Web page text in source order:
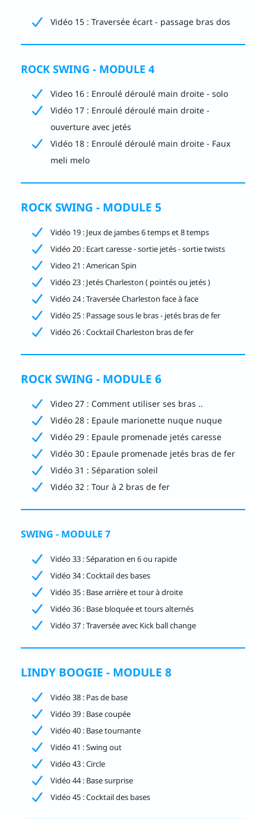
Vidéo 15 : Traversée écart - passage bras dos
ROCK SWING - MODULE 4
Video 16 : Enroulé déroulé main droite - solo
Vidéo 17 : Enroulé déroulé main droite -
ouverture avec jetés
Vidéo 18 : Enroulé déroulé main droite - Faux
meli melo
ROCK SWING - MODULE 5
Vidéo 19 : Jeux de jambes 6 temps et 8 temps
Vidéo 20 : Ecart caresse - sortie jetés - sortie twists
Video 21 : American Spin
Vidéo 23 : Jetés Charleston ( pointés ou jetés )
Vidéo 24 : Traversée Charleston face à face
Vidéo 25 : Passage sous le bras - jetés bras de fer
Vidéo 26 : Cocktail Charleston bras de fer
ROCK SWING - MODULE 6
Video 27 : Comment utiliser ses bras ..
Vidéo 28 : Epaule marionette nuque nuque
Vidéo 29 : Epaule promenade jetés caresse
Vidéo 30 : Epaule promenade jetés bras de fer
Vidéo 31 : Séparation soleil
Vidéo 32 : Tour à 2 bras de fer
SWING - MODULE 7
Vidéo 33 : Séparation en 6 ou rapide
Vidéo 34 : Cocktail des bases
Vidéo 35 : Base arrière et tour à droite
Vidéo 36 : Base bloquée et tours alternés
Vidéo 37 : Traversée avec Kick ball change
LINDY BOOGIE - MODULE 8
Vidéo 38 : Pas de base
Vidéo 39 : Base coupée
Vidéo 40 : Base tournante
Vidéo 41 : Swing out
Vidéo 43 : Circle
Vidéo 44 : Base surprise
Vidéo 45 : Cocktail des bases